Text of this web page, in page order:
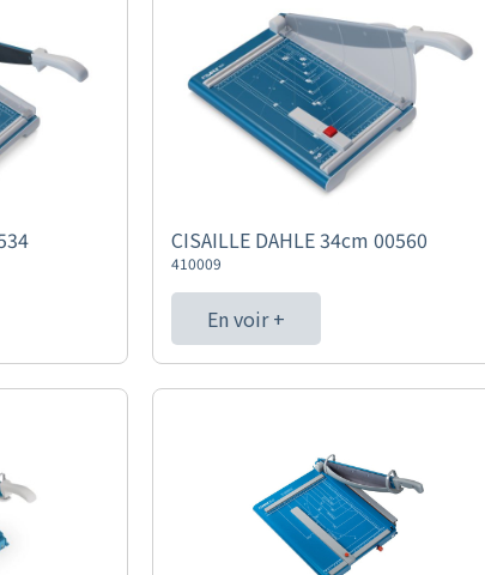
CISAILLE DAHLE 34cm 00560
410009
En voir +